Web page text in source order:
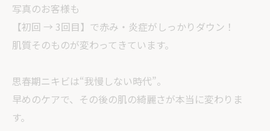
写真のお客様も
【初回 → 3回目】で赤み・炎症がしっかりダウン！
肌質そのものが変わってきています。
思春期ニキビは“我慢しない時代”。
早めのケアで、その後の肌の綺麗さが本当に変わりま
す。